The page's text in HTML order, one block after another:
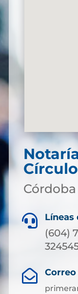
Córdoba
 Líneas
(604)
